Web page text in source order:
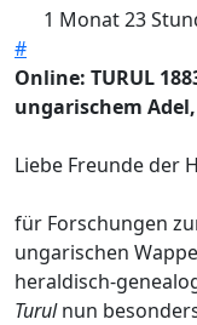
1 Monat 23
#
Online: TURUL
ungarischem
Liebe Freunde der
für Forschungen
ungarischen
heraldisch-
Turulnun